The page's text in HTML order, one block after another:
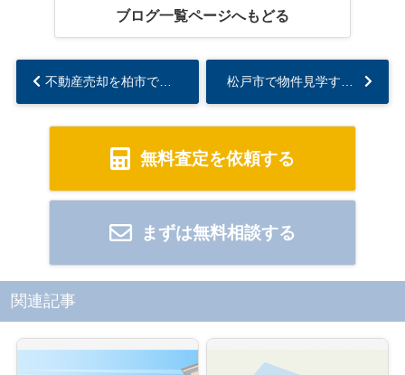
ブログ一覧ページへもどる
不動産売却を柏市で進める際の注意点は？手順や費用も解説...
無料査定を依頼する
まずは無料相談する
関連記事